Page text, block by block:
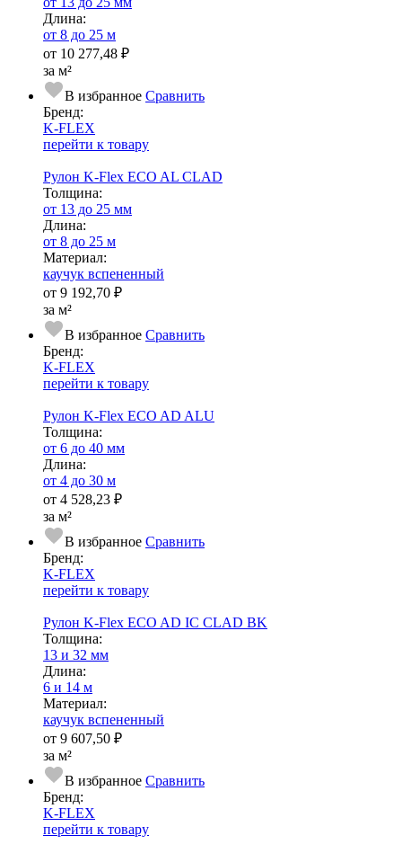
Длина:
от 8 до 25 м
от 10 277,48 ₽
за м²
В избранное Сравнить
Бренд:
K-FLEX
перейти к товару
Рулон K-Flex ECO AL CLAD
Тол­щи­на:
от 13 до 25 мм
Длина:
от 8 до 25 м
Ма­­те­­ри­­ал:
каучук вспененный
от 9 192,70 ₽
за м²
В избранное Сравнить
Бренд:
K-FLEX
перейти к товару
Рулон K-Flex ECO AD ALU
Тол­щи­на:
от 6 до 40 мм
Длина:
от 4 до 30 м
от 4 528,23 ₽
за м²
В избранное Сравнить
Бренд:
K-FLEX
перейти к товару
Рулон K-Flex ECO AD IC CLAD BK
Тол­щи­на:
13 и 32 мм
Длина:
6 и 14 м
Ма­­те­­ри­­ал:
каучук вспененный
от 9 607,50 ₽
за м²
В избранное Сравнить
Бренд:
K-FLEX
перейти к товару